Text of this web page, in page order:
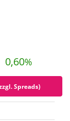
0,60%
Spreads)